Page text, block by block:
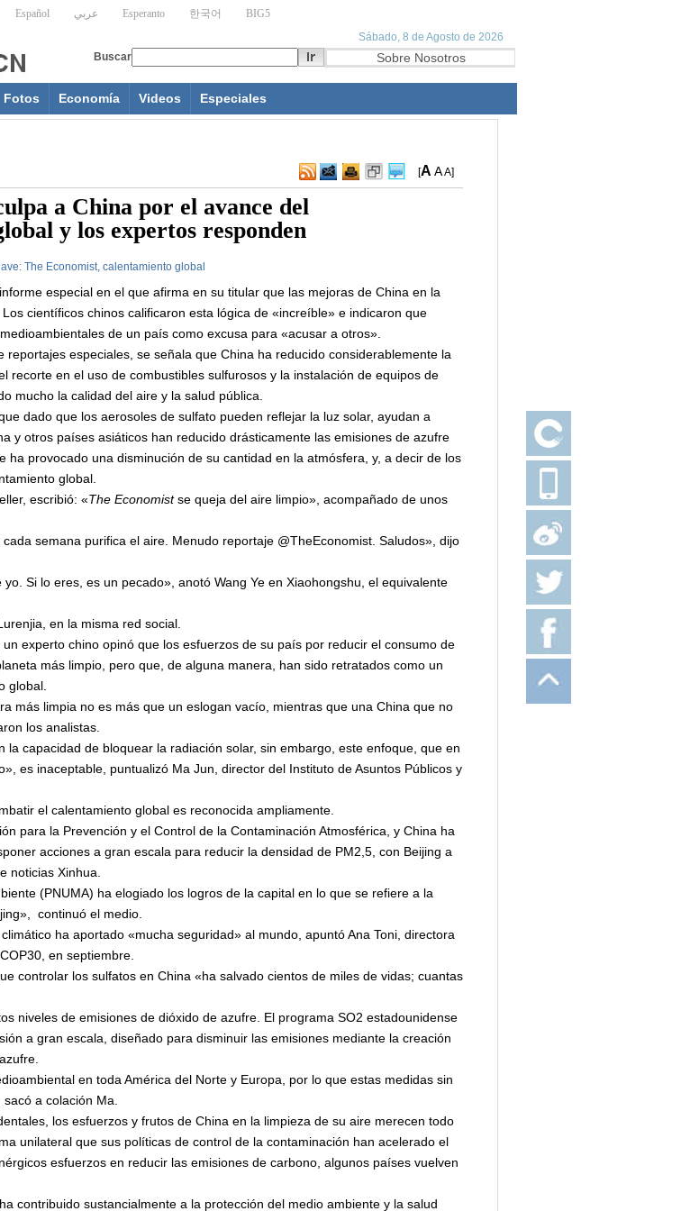
Fotos Economía Videos Especiales
[A AA]
a China por el avance del
y los expertos responden
The Economist, calentamiento global
especial en el que afirma en su titular que las mejoras de China en la
científicos chinos calificaron esta lógica de «increíble» e indicaron que
de un país como excusa para «acusar a otros».
especiales, se señala que China ha reducido considerablemente la
en el uso de combustibles sulfurosos y la instalación de equipos de
mucho la calidad del aire y la salud pública.
dado que los aerosoles de sulfato pueden reflejar la luz solar, ayudan a
y otros países asiáticos han reducido drásticamente las emisiones de azufre
provocado una disminución de su cantidad en la atmósfera, y, a decir de los
global.
escribió: «The Economistse queja del aire limpio», acompañado de unos
semana purifica el aire. Menudo reportaje @TheEconomist. Saludos», dijo
Si lo eres, es un pecado», anotó Wang Ye en Xiaohongshu, el equivalente
en la misma red social.
experto chino opinó que los esfuerzos de su país por reducir el consumo de
más limpio, pero que, de alguna manera, han sido retratados como un
global.
más limpia no es más que un eslogan vacío, mientras que una China que no
los analistas.
capacidad de bloquear la radiación solar, sin embargo, este enfoque, que en
es inaceptable, puntualizó Ma Jun, director del Instituto de Asuntos Públicos y
el calentamiento global es reconocida ampliamente.
para la Prevención y el Control de la Contaminación Atmosférica, y China ha
acciones a gran escala para reducir la densidad de PM2,5, con Beijing a
noticias Xinhua.
(PNUMA) ha elogiado los logros de la capital en lo que se refiere a la
continuó el medio.
ha aportado «mucha seguridad» al mundo, apuntó Ana Toni, directora
en septiembre.
controlar los sulfatos en China «ha salvado cientos de miles de vidas; cuantas
niveles de emisiones de dióxido de azufre. El programa SO2 estadounidense
a gran escala, diseñado para disminuir las emisiones mediante la creación
en toda América del Norte y Europa, por lo que estas medidas sin
a colación Ma.
los esfuerzos y frutos de China en la limpieza de su aire merecen todo
unilateral que sus políticas de control de la contaminación han acelerado el
esfuerzos en reducir las emisiones de carbono, algunos países vuelven
contribuido sustancialmente a la protección del medio ambiente y la salud